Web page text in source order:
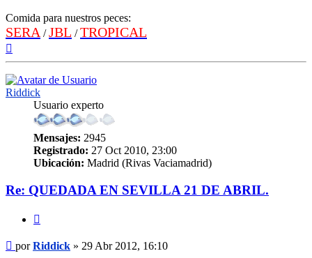
Comida para nuestros peces:
SERA /JBL /TROPICAL
Riddick
Usuario experto
Mensajes: 2945
Registrado: 27 Oct 2010, 23:00
Ubicación: Madrid (Rivas Vaciamadrid)
Re: QUEDADA EN SEVILLA 21 DE ABRIL.
Mensaje
porRiddick » 29 Abr 2012, 16:10